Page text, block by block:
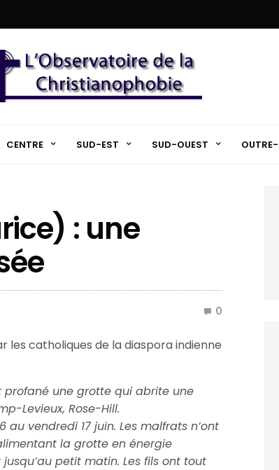
CENTRE SUD-EST SUD-OUEST
: une
0
les catholiques de la diaspora indienne
profané une grotte qui abrite une
Levieux, Rose-Hill.
vendredi 17 juin. Les malfrats n’ont
la grotte en énergie
petit matin. Les fils ont tout